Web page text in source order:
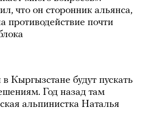
что он сторонник альянса,
противодействие почти
Кыргызстане будут пускать
Год назад там
альпинистка Наталья